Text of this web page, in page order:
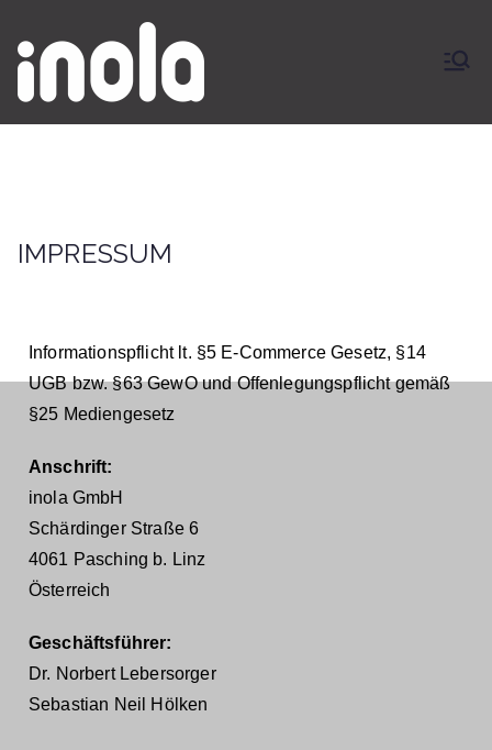
IMPRESSUM
Informationspflicht lt. §5 E-Commerce Gesetz, §14
UGB bzw. §63 GewO und Offenlegungspflicht gemäß
§25 Mediengesetz
Anschrift:
inola GmbH
Schärdinger Straße 6
4061 Pasching b. Linz
Österreich
Geschäftsführer:
Dr. Norbert Lebersorger
Sebastian Neil Hölken